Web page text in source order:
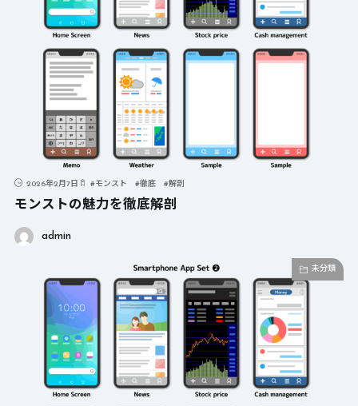
2026年2月7日 #モンスト #徹底 #解剖
モンストの魅力を徹底解剖
admin
未分類